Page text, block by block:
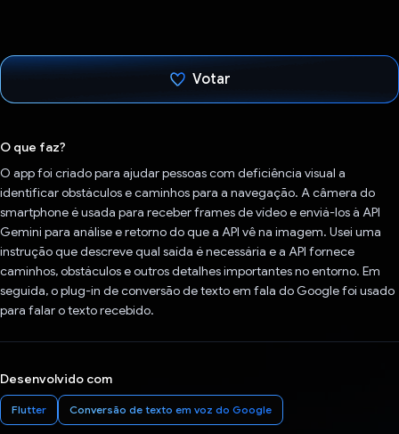
Votar
O que faz?
O app foi criado para ajudar pessoas com deficiência visual a
identificar obstáculos e caminhos para a navegação. A câmera do
smartphone é usada para receber frames de vídeo e enviá-los à API
Gemini para análise e retorno do que a API vê na imagem. Usei uma
instrução que descreve qual saída é necessária e a API fornece
caminhos, obstáculos e outros detalhes importantes no entorno. Em
seguida, o plug-in de conversão de texto em fala do Google foi usado
para falar o texto recebido.
Desenvolvido com
Flutter Conversão de texto em voz do Google